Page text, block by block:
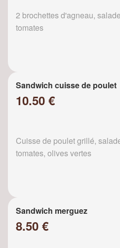
2 brochettes d'agneau,
tomates
Sandwich cuisse de poulet
10.50 €
Cuisse de poulet grillé,
tomates, olives vertes
Sandwich merguez
8.50 €